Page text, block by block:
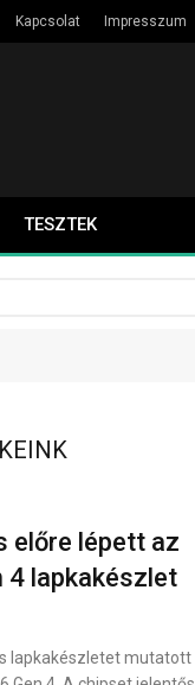
Kapcsolat Impresszum
TESZTEK
előre lépett az
4 lapkakészlet
lapkakészletet mutatott